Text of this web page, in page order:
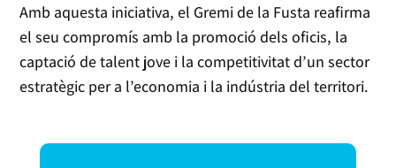
Amb aquesta iniciativa, el Gremi de la Fusta reafirma
el seu compromís amb la promoció dels oficis, la
captació de talent jove i la competitivitat d’un sector
estratègic per a l’economia i la indústria del territori.